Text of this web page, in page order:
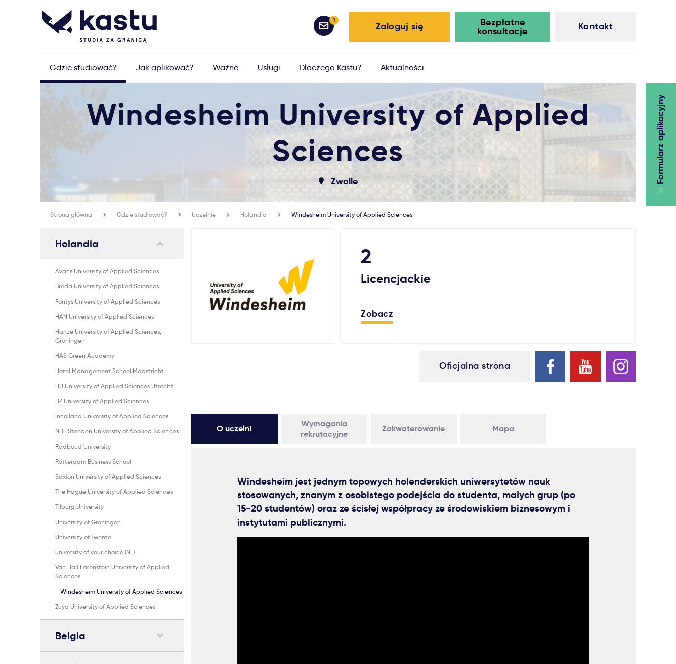
Kontakt
Bezpłatne
konsultacje
Zaloguj się
1
Formularz aplikacyjny
Gdzie studiować? Jak aplikować? Ważne Usługi Dlaczego Kastu? Aktualności
Windesheim University of Applied
Sciences
Zwolle
Strona główna Gdzie studiować? Uczelnie Holandia Windesheim University of Applied Sciences
Holandia
Avans University of Applied Sciences
Breda University of Applied Sciences
Fontys University of Applied Sciences
HAN University of Applied Sciences
Hanze University of Applied Sciences,
Groningen
HAS Green Academy
Hotel Management School Maastricht
HU University of Applied Sciences Utrecht
HZ University of Applied Sciences
Inholland University of Applied Sciences
NHL Stenden University of Applied Sciences
Radboud University
Rotterdam Business School
Saxion University of Applied Sciences
The Hague University of Applied Sciences
Tilburg University
University of Groningen
University of Twente
university of your choice (NL)
Van Hall Larenstein University of Applied
Sciences
Windesheim University of Applied Sciences
Zuyd University of Applied Sciences
Belgia
2
Licencjackie
Zobacz
Oficjalna strona
O uczelni
Wymagania
rekrutacyjne
Zakwaterowanie Mapa
Windesheim jest jednym topowych holenderskich uniwersytetów nauk
stosowanych, znanym z osobistego podejścia do studenta, małych grup (po
15-20 studentów) oraz ze ścisłej współpracy ze środowiskiem biznesowym i
instytutami publicznymi.